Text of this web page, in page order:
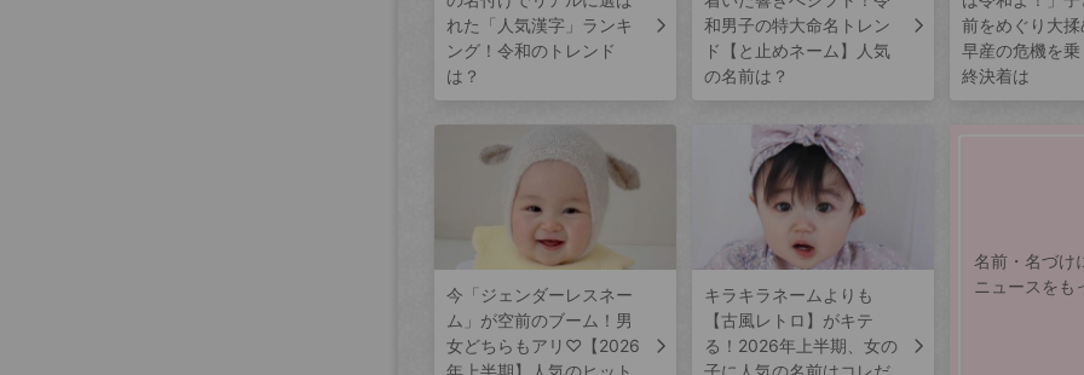
れた「人気漢字」ランキ
ング！令和のトレンド
は？
和男子の特大命名トレン
ド【と止めネーム】人気
の名前は？
前をめぐり大
早産の危機を
終決着は
今「ジェンダーレスネー
ム」が空前のブーム！男
女どちらもアリ♡【2026
キラキラネームよりも
【古風レトロ】がキテ
る！2026年上半期、女の
名前・名づけ
ニュースをも